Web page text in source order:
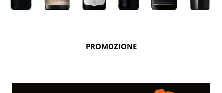
PROMOZIONE